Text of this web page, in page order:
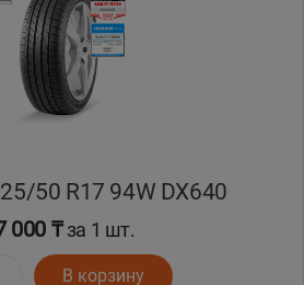
50 R17 94W DX640
000 ₸за 1 шт.
В корзину